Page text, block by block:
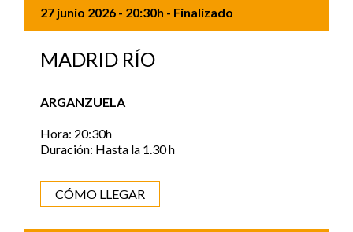
27 junio 2026 - 20:30h - Finalizado
MADRID RÍO
ARGANZUELA
Hora: 20:30h
Duración: Hasta la 1.30 h
CÓMO LLEGAR